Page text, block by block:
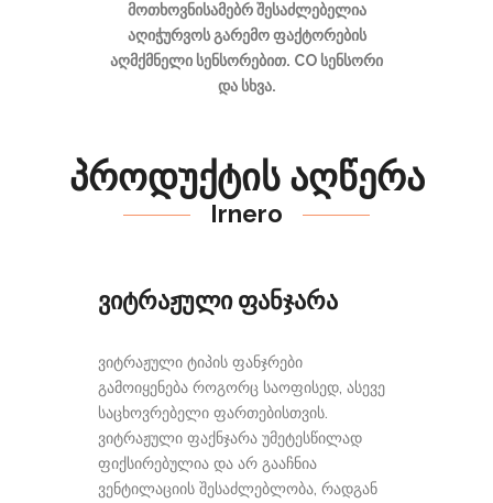
მოთხოვნისამებრ შესაძლებელია
აღიჭურვოს გარემო ფაქტორების
აღმქმნელი სენსორებით. CO სენსორი
და სხვა.
პროდუქტის აღწერა
Irnero
ვიტრაჟული ფანჯარა
ვიტრაჟული ტიპის ფანჯრები
გამოიყენება როგორც საოფისედ, ასევე
საცხოვრებელი ფართებისთვის.
ვიტრაჟული ფაქნჯარა უმეტესწილად
ფიქსირებულია და არ გააჩნია
ვენტილაციის შესაძლებლობა, რადგან